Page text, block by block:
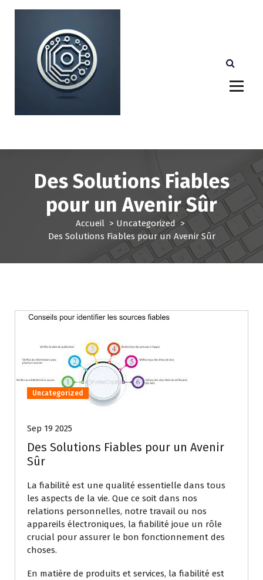
e
Des Solutions Fiables
pour un Avenir Sûr
Accueil > Uncategorized>
Des Solutions Fiables pour un Avenir Sûr
Uncategorized
Sep 19 2025
Des Solutions Fiables pour un Avenir
Sûr
La fiabilité est une qualité essentielle dans tous
les aspects de la vie. Que ce soit dans nos
relations personnelles, notre travail ou nos
appareils électroniques, la fiabilité joue un rôle
crucial pour assurer le bon fonctionnement des
choses.
En matière de produits et services, la fiabilité est